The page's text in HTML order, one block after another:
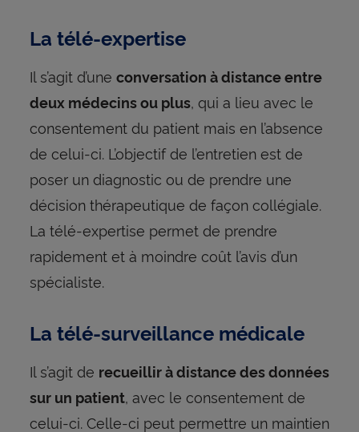
La télé-expertise
Il s’agit d’une conversation à distance entre
deux médecins ou plus, qui a lieu avec le
consentement du patient mais en l’absence
de celui-ci. L’objectif de l’entretien est de
poser un diagnostic ou de prendre une
décision thérapeutique de façon collégiale.
La télé-expertise permet de prendre
rapidement et à moindre coût l’avis d’un
spécialiste.
La télé-surveillance médicale
Il s’agit de recueillir à distance des données
sur un patient, avec le consentement de
celui-ci. Celle-ci peut permettre un maintien